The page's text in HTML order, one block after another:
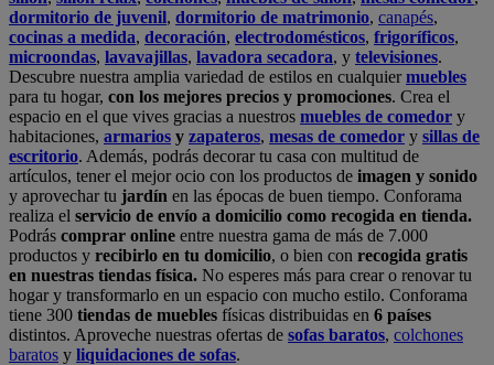
dormitorio de juvenil, dormitorio de matrimonio, canapés,
cocinas a medida, decoración, electrodomésticos, frigoríficos,
microondas, lavavajillas, lavadora secadora, y televisiones.
Descubre nuestra amplia variedad de estilos en cualquiermuebles
para tu hogar, con los mejores precios y promociones. Crea el
espacio en el que vives gracias a nuestros muebles de comedor y
habitaciones, armarios y zapateros, mesas de comedor y sillas de
escritorio. Además, podrás decorar tu casa con multitud de
artículos, tener el mejor ocio con los productos de imagen y sonido
y aprovechar tu jardín en las épocas de buen tiempo. Conforama
realiza el servicio de envío a domicilio como recogida en tienda.
Podrás comprar online entre nuestra gama de más de 7.000
productos y recibirlo en tu domicilio, o bien con recogida gratis
en nuestras tiendas física. No esperes más para crear o renovar tu
hogar y transformarlo en un espacio con mucho estilo. Conforama
tiene 300 tiendas de muebles físicas distribuidas en 6 países
distintos. Aproveche nuestras ofertas de sofas baratos, colchones
baratos y liquidaciones de sofas.